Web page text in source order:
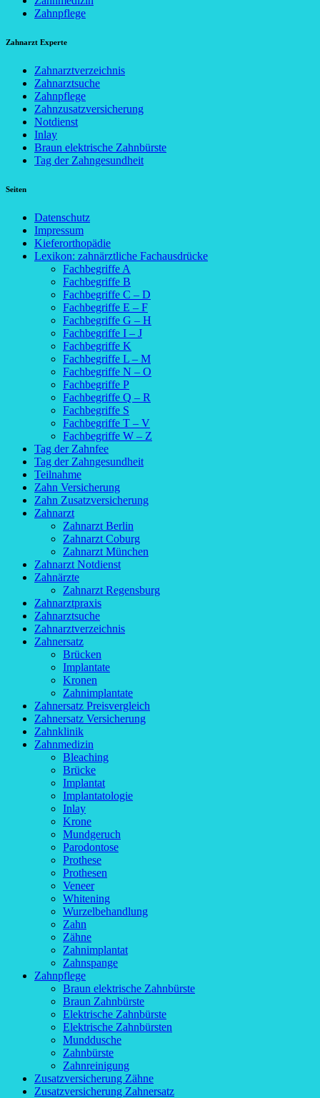
Zahnpflege
Zahnarzt Experte
Zahnarztverzeichnis
Zahnarztsuche
Zahnpflege
Zahnzusatzversicherung
Notdienst
Inlay
Braun elektrische Zahnbürste
Tag der Zahngesundheit
Seiten
Datenschutz
Impressum
Kieferorthopädie
Lexikon: zahnärztliche Fachausdrücke
Fachbegriffe A
Fachbegriffe B
Fachbegriffe C – D
Fachbegriffe E – F
Fachbegriffe G – H
Fachbegriffe I – J
Fachbegriffe K
Fachbegriffe L – M
Fachbegriffe N – O
Fachbegriffe P
Fachbegriffe Q – R
Fachbegriffe S
Fachbegriffe T – V
Fachbegriffe W – Z
Tag der Zahnfee
Tag der Zahngesundheit
Teilnahme
Zahn Versicherung
Zahn Zusatzversicherung
Zahnarzt
Zahnarzt Berlin
Zahnarzt Coburg
Zahnarzt München
Zahnarzt Notdienst
Zahnärzte
Zahnarzt Regensburg
Zahnarztpraxis
Zahnarztsuche
Zahnarztverzeichnis
Zahnersatz
Brücken
Implantate
Kronen
Zahnimplantate
Zahnersatz Preisvergleich
Zahnersatz Versicherung
Zahnklinik
Zahnmedizin
Bleaching
Brücke
Implantat
Implantatologie
Inlay
Krone
Mundgeruch
Parodontose
Prothese
Prothesen
Veneer
Whitening
Wurzelbehandlung
Zahn
Zähne
Zahnimplantat
Zahnspange
Zahnpflege
Braun elektrische Zahnbürste
Braun Zahnbürste
Elektrische Zahnbürste
Elektrische Zahnbürsten
Munddusche
Zahnbürste
Zahnreinigung
Zusatzversicherung Zähne
Zusatzversicherung Zahnersatz